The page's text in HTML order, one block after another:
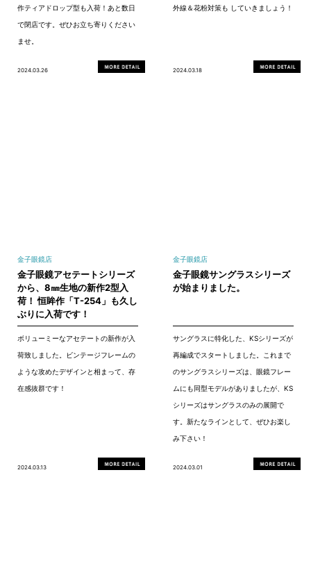
作ティアドロップ型も入荷！あと数日
で閉店です。ぜひお立ち寄りください
ませ。
2024.03.26
外線＆花粉対策も していきましょう！
2024.03.18
金子眼鏡店
金子眼鏡アセテートシリーズ
から、8㎜生地の新作2型入
荷！ 恒眸作「T-254」も久し
ぶりに入荷です！
ボリューミーなアセテートの新作が入
荷致しました。ビンテージフレームの
ような攻めたデザインと相まって、存
在感抜群です！
2024.03.13
金子眼鏡店
金子眼鏡サングラスシリーズ
が始まりました。
サングラスに特化した、KSシリーズが
再編成でスタートしました。これまで
のサングラスシリーズは、眼鏡フレー
ムにも同型モデルがありましたが、KS
シリーズはサングラスのみの展開で
す。新たなラインとして、ぜひお楽し
み下さい！
2024.03.01